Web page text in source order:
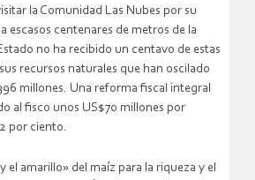
la Comunidad Las Nubes por su
escasos centenares de metros de la
no ha recibido un centavo de estas
recursos naturales que han oscilado
millones. Una reforma fiscal integral
al fisco unos US$70 millones por
por ciento.
el amarillo» del maíz para la riqueza y el